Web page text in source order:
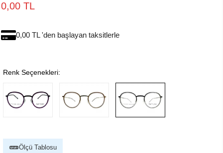
0,00 TL
0,00 TL 'den başlayan taksitlerle
Renk Seçenekleri:
Ölçü Tablosu